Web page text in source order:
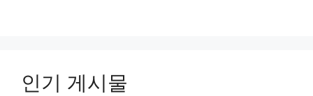
인기 게시물